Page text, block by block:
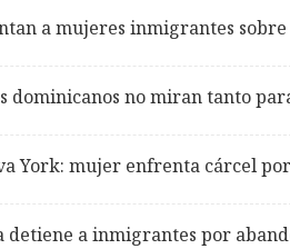
a mujeres inmigrantes
dominicanos no miran tanto
York: mujer enfrenta cárcel
detiene a inmigrantes por